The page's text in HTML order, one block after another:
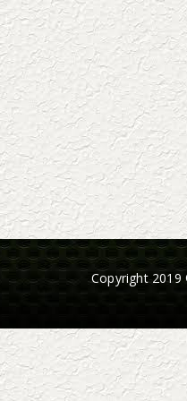
Copyright 2019